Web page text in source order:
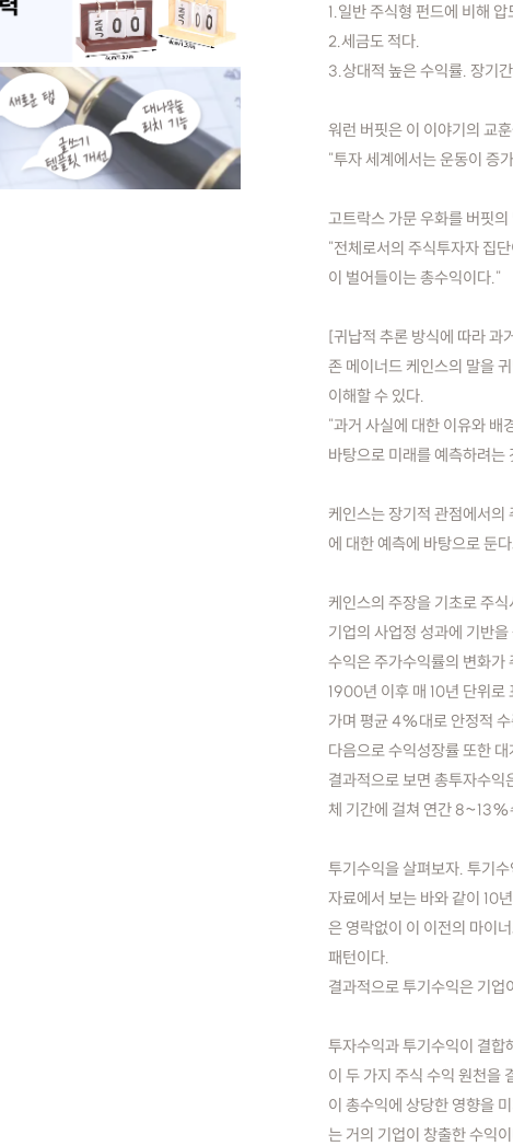
1.일반 주식형 펀드에 비해
2.세금도 적다.
3.상대적 높은 수익률. 장기
워런 버핏은 이 이야기의 교
"투자 세계에서는 운동이 증
고트락스 가문 우화를 버핏
"전체로서의 주식투자자 집
이 벌어들이는 총수익이다."
[귀납적 추론 방식에 따라 과
존 메이너드 케인스의 말을
이해할 수 있다.
"과거 사실에 대한 이유와 배
바탕으로 미래를 예측하려는
케인스는 장기적 관점에서
에 대한 예측에 바탕으로 둔
케인스의 주장을 기초로 주
기업의 사업정 성과에 기반
수익은 주가수익률의 변화가
1900년 이후 매 10년 단위
가며 평균 4%대로 안정적
다음으로 수익성장률 또한
결과적으로 보면 총투자수
체 기간에 걸쳐 연간
투기수익을 살펴보자. 투기
자료에서 보는 바와 같이 10
은 영락없이 이 이전의 마이
패턴이다.
결과적으로 투기수익은 기
투자수익과 투기수익이 결합
이 두 가지 주식 수익 원천을
이 총수익에 상당한 영향을
는 거의 기업이 창출한 수익